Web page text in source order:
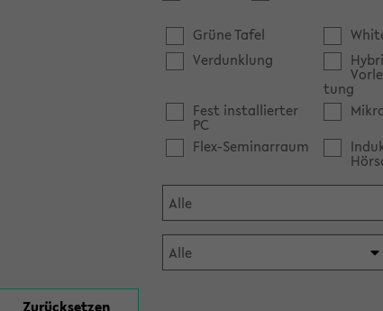
Grüne Tafel
Verdunklung
tung
Fest installierter
PC
Flex-Seminarraum